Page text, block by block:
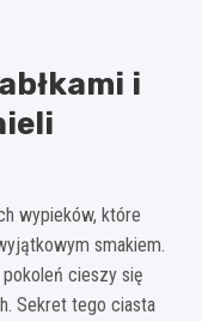
i
wypieków, które
smakiem.
pokoleń cieszy się
Sekret tego ciasta